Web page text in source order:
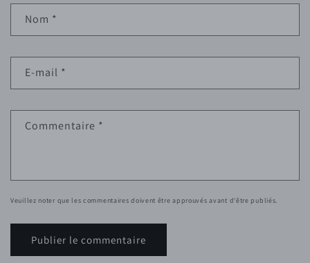
Nom *
E-mail *
Commentaire *
Veuillez noter que les commentaires doivent être approuvés avant d'être publiés.